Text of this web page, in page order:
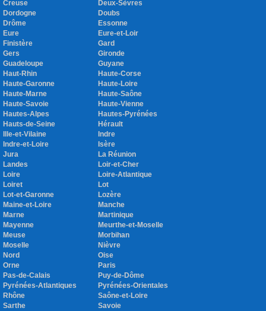
Creuse
Deux-Sèvres
Dordogne
Doubs
Drôme
Essonne
Eure
Eure-et-Loir
Finistère
Gard
Gers
Gironde
Guadeloupe
Guyane
Haut-Rhin
Haute-Corse
Haute-Garonne
Haute-Loire
Haute-Marne
Haute-Saône
Haute-Savoie
Haute-Vienne
Hautes-Alpes
Hautes-Pyrénées
Hauts-de-Seine
Hérault
Ille-et-Vilaine
Indre
Indre-et-Loire
Isère
Jura
La Réunion
Landes
Loir-et-Cher
Loire
Loire-Atlantique
Loiret
Lot
Lot-et-Garonne
Lozère
Maine-et-Loire
Manche
Marne
Martinique
Mayenne
Meurthe-et-Moselle
Meuse
Morbihan
Moselle
Nièvre
Nord
Oise
Orne
Paris
Pas-de-Calais
Puy-de-Dôme
Pyrénées-Atlantiques
Pyrénées-Orientales
Rhône
Saône-et-Loire
Sarthe
Savoie